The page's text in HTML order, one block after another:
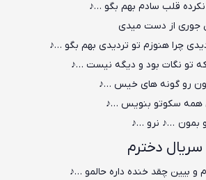
قلب سادم بهم بگو …♪
جوری از دست میدی
چرا هنوزم تو تردیدی بهم بگو …♪
نگات بود و دیگه نیست …♪
رو گونه های خیس …♪
همه سکوتو بنویس …♪
بمون …♪ نرو …♪
سریال دخترم
و بیین چقد خنده داره حالمو …♪